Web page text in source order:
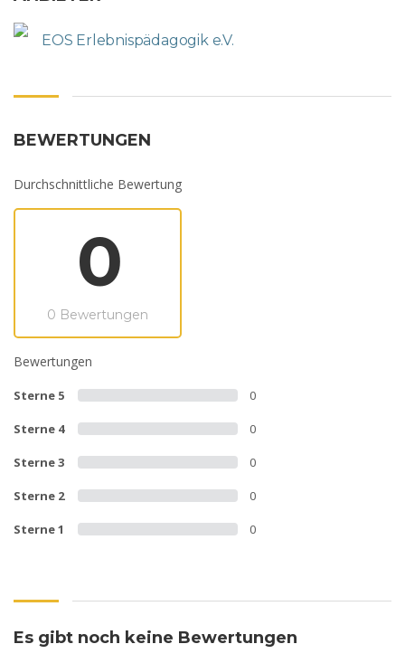
EOS Erlebnispädagogik e.V.
BEWERTUNGEN
Durchschnittliche Bewertung
0
0 Bewertungen
Bewertungen
Sterne 5 0
Sterne 4 0
Sterne 3 0
Sterne 2 0
Sterne 1 0
Es gibt noch keine Bewertungen